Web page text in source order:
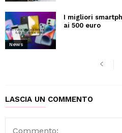
News
I migliori
ai 500 euro
LASCIA UN COMMENTO